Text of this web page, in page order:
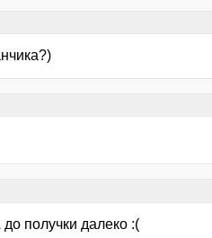
получки далеко :(